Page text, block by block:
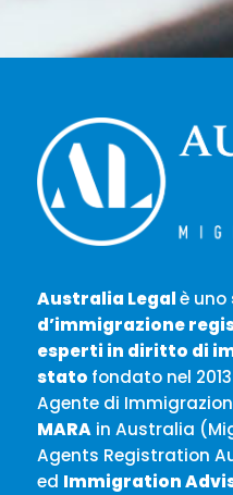
Australia Legalè uno
d’immigrazione
esperti in diritto di
stato fondato nel
Agente di
MARA in Australia
Agents Registration
ed Immigration